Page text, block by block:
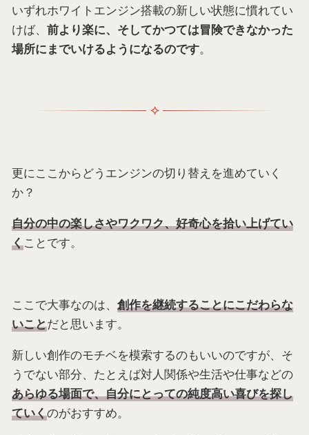
いずれホワイトエンジン搭載の新しい状態に慣れてい
けば、 前より楽に、そしてかつては冒険できなかった
場所にまでいけるようになるのです。
更にここからどうエンジンの切り替えを進めていく
か？
自分の中の楽しさやワクワク、好奇心を拾い上げてい
くことです。
ここで大事なのは、 創作を継続することにこだわらな
いことだと思います。
新しい創作のモチベを模索するのもいいのですが、そ
うでない部分、たとえば対人関係や生活や仕事などの
あらゆる場面で、自分にとっての純度高い喜びを探し
ていくのがおすすめ。